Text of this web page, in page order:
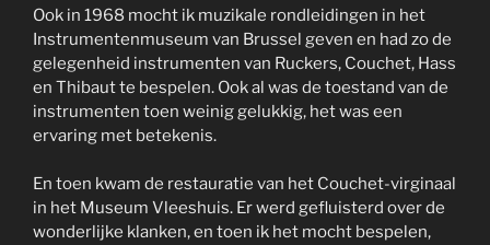
Ook in 1968 mocht ik muzikale rondleidingen in het
Instrumentenmuseum van Brussel geven en had zo de
gelegenheid instrumenten van Ruckers, Couchet, Hass
en Thibaut te bespelen. Ook al was de toestand van de
instrumenten toen weinig gelukkig, het was een
ervaring met betekenis.
En toen kwam de restauratie van het Couchet-virginaal
in het Museum Vleeshuis. Er werd gefluisterd over de
wonderlijke klanken, en toen ik het mocht bespelen,